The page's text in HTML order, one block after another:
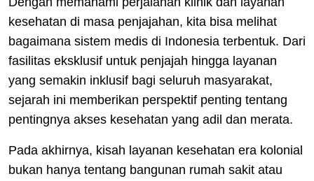
kesehatan di masa penjajahan, kita bisa melihat
bagaimana sistem medis di Indonesia terbentuk. Dari
fasilitas eksklusif untuk penjajah hingga layanan
yang semakin inklusif bagi seluruh masyarakat,
sejarah ini memberikan perspektif penting tentang
pentingnya akses kesehatan yang adil dan merata.
Pada akhirnya, kisah layanan kesehatan era kolonial
bukan hanya tentang bangunan rumah sakit atau